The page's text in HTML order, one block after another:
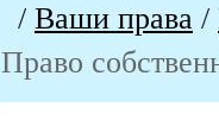
/ Ваши права /
Право